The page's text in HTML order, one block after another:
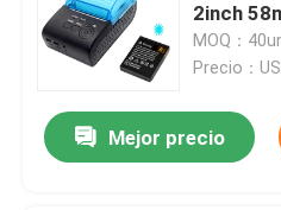
2inch
MOQ：
Precio：
Mejor precio